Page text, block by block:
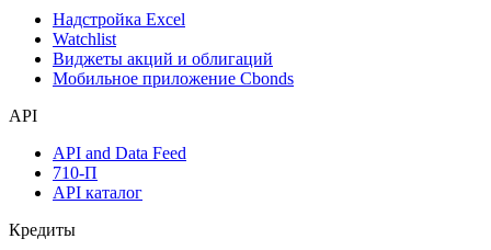
Надстройка Excel
Watchlist
Виджеты акций и облигаций
Мобильное приложение Cbonds
API
API and Data Feed
710-П
API каталог
Кредиты